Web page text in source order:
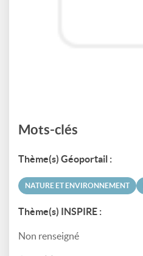
Mots-clés
Thème(s) Géoportail :
NATURE ET ENVIRONNEMENT
Thème(s) INSPIRE :
Non renseigné